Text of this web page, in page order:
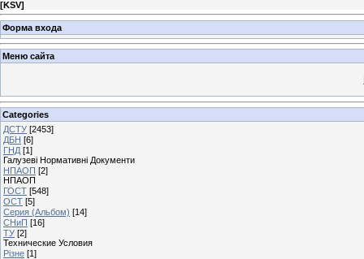
[KSV]
Форма входа
Меню сайта
Categories
ДСТУ [2453]
ДБН [6]
ГНД [1]
Галузеві Нормативні Документи
НПАОП [2]
НПАОП
ГОСТ [548]
ОСТ [5]
Серия (Альбом) [14]
СНиП [16]
ТУ [2]
Технические Условия
Різне [1]